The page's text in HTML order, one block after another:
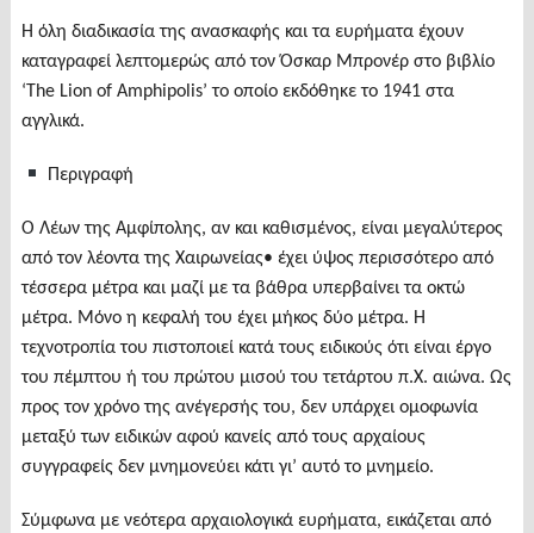
Η όλη διαδικασία της ανασκαφής και τα ευρήματα έχουν
καταγραφεί λεπτομερώς από τον Όσκαρ Μπρονέρ στο βιβλίο
‘The Lion of Amphipolis’ το οποίο εκδόθηκε το 1941 στα
αγγλικά.
Περιγραφή
Ο Λέων της Αμφίπολης, αν και καθισμένος, είναι μεγαλύτερος
από τον λέοντα της Χαιρωνείας• έχει ύψος περισσότερο από
τέσσερα μέτρα και μαζί με τα βάθρα υπερβαίνει τα οκτώ
μέτρα. Μόνο η κεφαλή του έχει μήκος δύο μέτρα. Η
τεχνοτροπία του πιστοποιεί κατά τους ειδικούς ότι είναι έργο
του πέμπτου ή του πρώτου μισού του τετάρτου π.Χ. αιώνα. Ως
προς τον χρόνο της ανέγερσής του, δεν υπάρχει ομοφωνία
μεταξύ των ειδικών αφού κανείς από τους αρχαίους
συγγραφείς δεν μνημονεύει κάτι γι’ αυτό το μνημείο.
Σύμφωνα με νεότερα αρχαιολογικά ευρήματα, εικάζεται από